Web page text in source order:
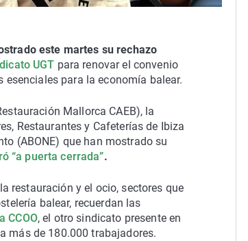
este martes su rechazo
UGT para renovar el convenio
para la economía balear.
Mallorca CAEB), la
Restaurantes y Cafeterías de Ibiza
(ABONE) que han mostrado su
“a puerta cerrada”.
restauración y el ocio, sectores que
balear, recuerdan las
CCOO, el otro sindicato presente en
más de 180.000 trabajadores.